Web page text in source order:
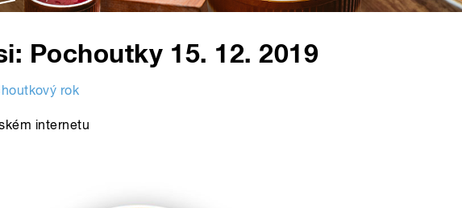
Pochoutky 15. 12. 2019
rok
internetu